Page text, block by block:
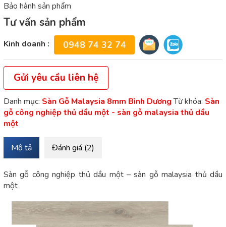
Bảo hành sản phẩm
Tư vấn sản phẩm
Kinh doanh : 0948 74 32 74
Gửi yêu cầu liên hệ
Danh mục: Sàn Gỗ Malaysia 8mm Bình Dương Từ khóa: Sàn
gỗ công nghiệp thủ dầu một - sàn gỗ malaysia thủ dầu
một
Mô tả Đánh giá (2)
Sàn gỗ công nghiệp thủ dầu một – sàn gỗ malaysia thủ dầu
một